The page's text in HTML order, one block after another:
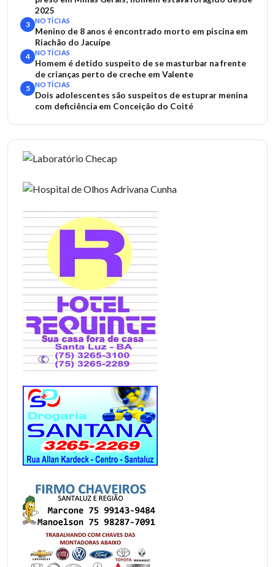
2025
3 NOTÍCIAS
Menino de 8 anos é encontrado morto em piscina em
Riachão do Jacuípe
4 NOTÍCIAS
Homem é detido suspeito de se masturbar na frente
de crianças perto de creche em Valente
5 NOTÍCIAS
Dois adolescentes são suspeitos de estuprar menina
com deficiência em Conceição do Coité